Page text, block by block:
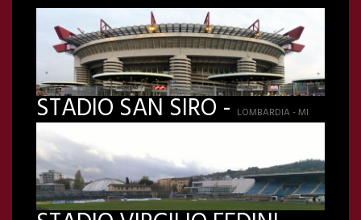
STADIO SAN SIRO -LOMBARDIA - MI